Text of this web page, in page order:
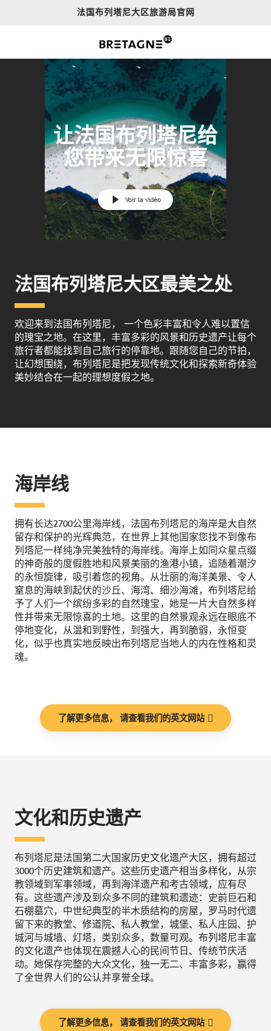
法国布列塔尼大区旅游局官网
让法国布列塔尼给
您带来无限惊喜
Voir la vidéo
法国布列塔尼大区最美之处
欢迎来到法国布列塔尼， 一个色彩丰富和令人难以置信
的瑰宝之地。在这里，丰富多彩的风景和历史遗产让每个
旅行者都能找到自己旅行的停靠地。跟随您自己的节拍，
让幻想围绕，布列塔尼是把发现传统文化和探索新奇体验
美妙结合在一起的理想度假之地。
海岸线
拥有长达2700公里海岸线，法国布列塔尼的海岸是大自然
留存和保护的光辉典范，在世界上其他国家您找不到像布
列塔尼一样纯净完美独特的海岸线。海岸上如同众星点缀
的神奇般的度假胜地和风景美丽的渔港小镇，追随着潮汐
的永恒旋律，吸引着您的视角。从壮丽的海洋美景、令人
窒息的海峡到起伏的沙丘、海湾、细沙海滩，布列塔尼给
予了人们一个缤纷多彩的自然瑰宝，她是一片大自然多样
性并带来无限惊喜的土地。这里的自然景观永远在眼底不
停地变化，从温和到野性，到强大，再到脆弱，永恒变
化，似乎也真实地反映出布列塔尼当地人的内在性格和灵
魂。
了解更多信息， 请查看我们的英文网站
文化和历史遗产
布列塔尼是法国第二大国家历史文化遗产大区，拥有超过
3000个历史建筑和遗产。这些历史遗产相当多样化，从宗
教领域到军事领域，再到海洋遗产和考古领域，应有尽
有。这些遗产涉及到众多不同的建筑和遗迹：史前巨石和
石棚墓穴，中世纪典型的半木质结构的房屋，罗马时代遗
留下来的教堂、修道院、私人教堂，城堡、私人庄园、护
城河与城墙、灯塔，类别众多，数量可观。布列塔尼丰富
的文化遗产也体现在震撼人心的民间节日、传统节庆活
动。她保存完整的大众文化，独一无二、丰富多彩，赢得
了全世界人们的公认并享誉全球。
了解更多信息， 请查看我们的英文网站